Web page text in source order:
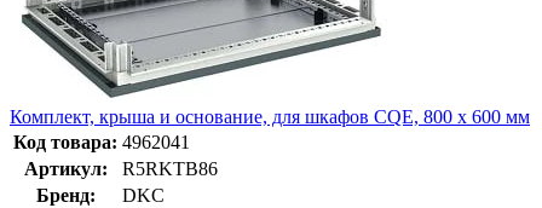
Комплект, крыша и основание, для шкафов CQE, 800 x 600 мм
Код товара: 4962041
Артикул:
R5RKTB86
Бренд:
DKC